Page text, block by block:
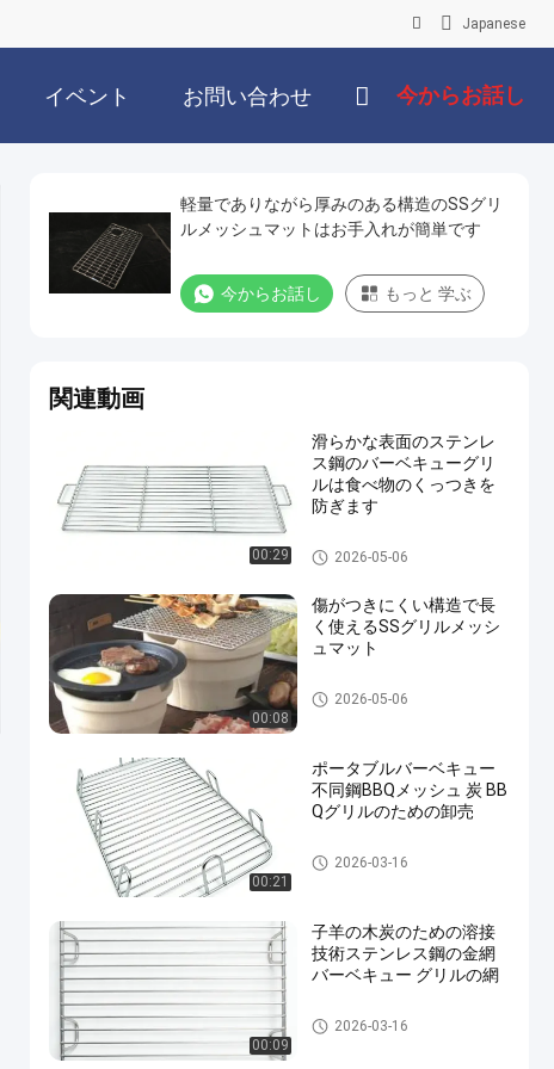
Japanese
イベント お問い合わせ 今からお話し
軽量でありながら厚みのある構造のSSグリ
ルメッシュマットはお手入れが簡単です
今からお話し もっと 学ぶ
関連動画
00:29
滑らかな表面のステンレ
ス鋼のバーベキューグリ
ルは食べ物のくっつきを
防ぎます
ステンレス鋼のグリルの網
2026-05-06
00:08
傷がつきにくい構造で長
く使えるSSグリルメッシ
ュマット
ステンレス鋼のグリルの網
2026-05-06
00:21
ポータブルバーベキュー
不同鋼BBQメッシュ 炭 BB
Qグリルのための卸売
ステンレス鋼のグリルの網
2026-03-16
00:09
子羊の木炭のための溶接
技術ステンレス鋼の金網
バーベキュー グリルの網
ステンレス鋼のグリルの網
2026-03-16